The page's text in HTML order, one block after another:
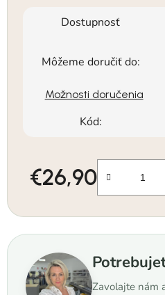
Dostupnosť
Môžeme doručiť do:
Možnosti doručenia
Kód:
€26,90
Jednotková cena:
Zavolajte nám